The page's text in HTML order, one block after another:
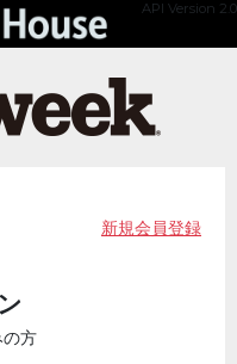
API Version 2.0
新規会員登録
方